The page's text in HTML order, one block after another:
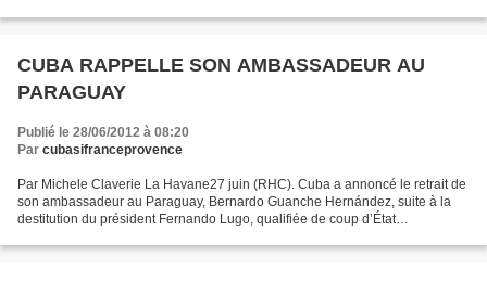
CUBA RAPPELLE SON AMBASSADEUR AU
PARAGUAY
Publié le 28/06/2012 à 08:20
Par cubasifranceprovence
Par Michele Claverie La Havane27 juin (RHC). Cuba a annoncé le retrait de
son ambassadeur au Paraguay, Bernardo Guanche Hernández, suite à la
destitution du président Fernando Lugo, qualifiée de coup d’État